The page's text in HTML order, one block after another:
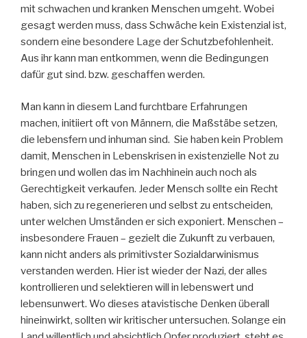
mit schwachen und kranken Menschen umgeht. Wobei
gesagt werden muss, dass Schwäche kein Existenzial ist,
sondern eine besondere Lage der Schutzbefohlenheit.
Aus ihr kann man entkommen, wenn die Bedingungen
dafür gut sind. bzw. geschaffen werden.
Man kann in diesem Land furchtbare Erfahrungen
machen, initiiert oft von Männern, die Maßstäbe setzen,
die lebensfern und inhuman sind. Sie haben kein Problem
damit, Menschen in Lebenskrisen in existenzielle Not zu
bringen und wollen das im Nachhinein auch noch als
Gerechtigkeit verkaufen. Jeder Mensch sollte ein Recht
haben, sich zu regenerieren und selbst zu entscheiden,
unter welchen Umständen er sich exponiert. Menschen –
insbesondere Frauen – gezielt die Zukunft zu verbauen,
kann nicht anders als primitivster Sozialdarwinismus
verstanden werden. Hier ist wieder der Nazi, der alles
kontrollieren und selektieren will in lebenswert und
lebensunwert. Wo dieses atavistische Denken überall
hineinwirkt, sollten wir kritischer untersuchen. Solange ein